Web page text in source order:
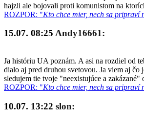
hajzli ale bojovali proti komunistom na
ROZPOR: "Kto chce mier, nech sa pripraví
15.07. 08:25 Andy16661:
Ja históriu UA poznám. A asi na rozdiel od
dialo aj pred druhou svetovou. Ja viem aj čo
sledujem tie tvoje "neexistujúce a zakázané"
ROZPOR: "Kto chce mier, nech sa pripraví
10.07. 13:22 slon: